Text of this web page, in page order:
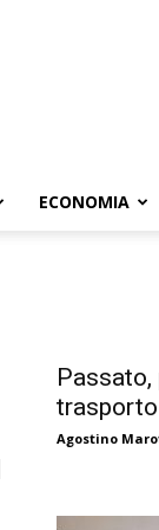
ECONOMIA
trasporto
Agostino